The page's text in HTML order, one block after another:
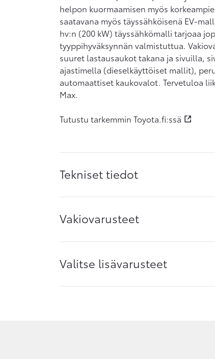
helpon kuormaamisen myös
saatavana myös täyssähköisenä EV-
hv:n (200 kW) täyssähkömalli tarjoaa
tyyppihyväksynnän valmistuttua.
suuret lastausaukot takana ja sivuilla,
ajastimella (dieselkäyttöiset mallit),
automaattiset kaukovalot. Tervetuloa
Max.
Tutustu tarkemmin Toyota.fi:ssä
Tekniset tiedot
Vakiovarusteet
Valitse lisävarusteet